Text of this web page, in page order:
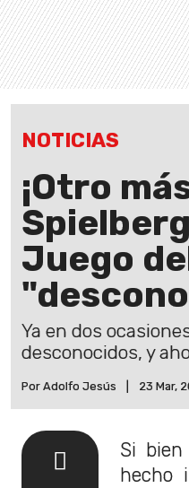
NOTICIAS
¡Otro
Juego
Ya en dos
desconocidos, y
Por Adolfo Jesús 23 Mar,
Si
hecho